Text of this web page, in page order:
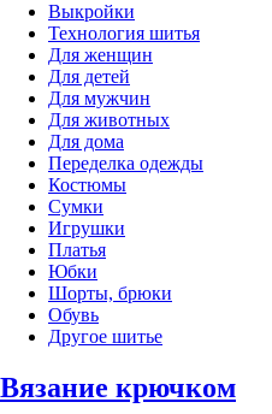
Выкройки
Технология шитья
Для женщин
Для детей
Для мужчин
Для животных
Для дома
Переделка одежды
Костюмы
Сумки
Игрушки
Платья
Юбки
Шорты, брюки
Обувь
Другое шитье
Вязание крючком